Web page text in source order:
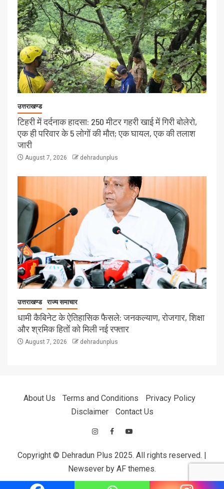
उत्तराखण्ड
टिहरी में दर्दनाक हादसा: 250 मीटर गहरी खाई में गिरी बोलेरो,
एक ही परिवार के 5 लोगों की मौत; एक घायल, एक की तलाश
जारी
August 7, 2026 dehradunplus
उत्तराखण्ड राज्य समाचार
धामी कैबिनेट के ऐतिहासिक फैसले: जनकल्याण, रोजगार, शिक्षा
और श्रमिक हितों को मिली नई रफ्तार
August 7, 2026 dehradunplus
About Us Terms and Conditions
Privacy Policy
Disclaimer
Contact Us
Copyright © Dehradun Plus 2025. All rights reserved.
Newsever by AF themes.